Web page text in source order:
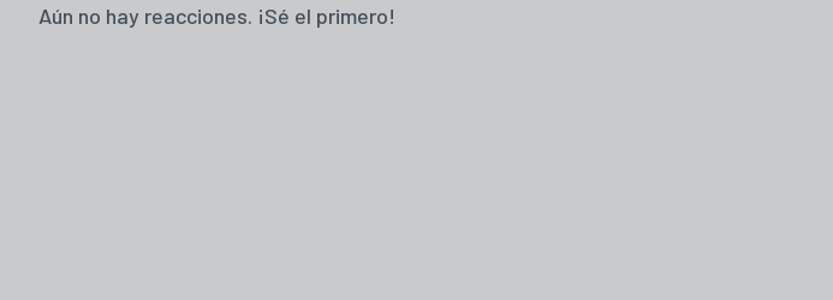
Aún no hay reacciones. ¡Sé el primero!